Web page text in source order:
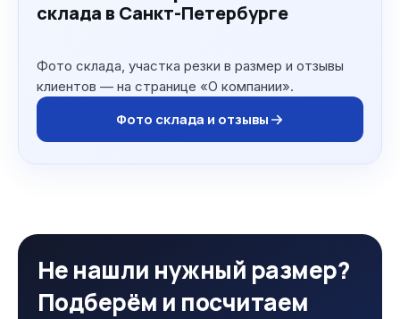
склада в Санкт-Петербурге
Фото склада, участка резки в размер и отзывы
клиентов — на странице «О компании».
Фото склада и отзывы
Не нашли нужный размер?
Подберём и посчитаем